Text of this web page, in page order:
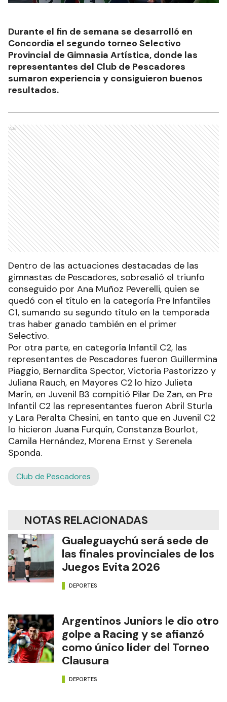
Durante el fin de semana se desarrolló en
Concordia el segundo torneo Selectivo
Provincial de Gimnasia Artística, donde las
representantes del Club de Pescadores
sumaron experiencia y consiguieron buenos
resultados.
Ads
Dentro de las actuaciones destacadas de las
gimnastas de Pescadores, sobresalió el triunfo
conseguido por Ana Muñoz Peverelli, quien se
quedó con el título en la categoría Pre Infantiles
C1, sumando su segundo título en la temporada
tras haber ganado también en el primer
Selectivo.
Por otra parte, en categoría Infantil C2, las
representantes de Pescadores fueron Guillermina
Piaggio, Bernardita Spector, Victoria Pastorizzo y
Juliana Rauch, en Mayores C2 lo hizo Julieta
Marín, en Juvenil B3 compitió Pilar De Zan, en Pre
Infantil C2 las representantes fueron Abril Sturla
y Lara Peralta Chesini, en tanto que en Juvenil C2
lo hicieron Juana Furquín, Constanza Bourlot,
Camila Hernández, Morena Ernst y Serenela
Sponda.
Club de Pescadores
NOTAS RELACIONADAS
Gualeguaychú será sede de
las finales provinciales de los
Juegos Evita 2026
DEPORTES
Argentinos Juniors le dio otro
golpe a Racing y se afianzó
como único líder del Torneo
Clausura
DEPORTES